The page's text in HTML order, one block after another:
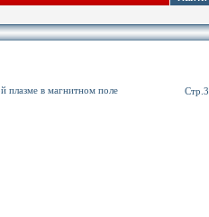
плазме в магнитном поле
Стр.3